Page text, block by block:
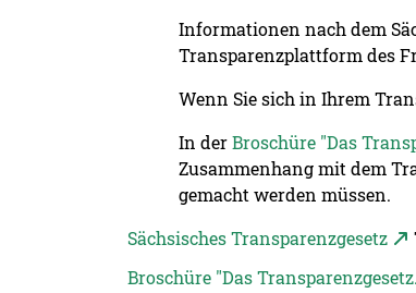
Informationen nach dem
Transparenzplattform des
Wenn Sie sich in Ihrem
In derBroschüre "Das
Zusammenhang mit dem
gemacht werden müssen.
Sächsisches Transparenzgesetz
Broschüre "Das